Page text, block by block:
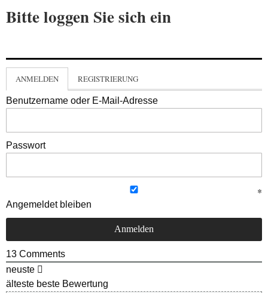
Bitte loggen Sie sich ein
ANMELDEN REGISTRIERUNG
Benutzername oder E-Mail-Adresse
Passwort
Angemeldet bleiben
13 Comments
neuste
älteste beste Bewertung